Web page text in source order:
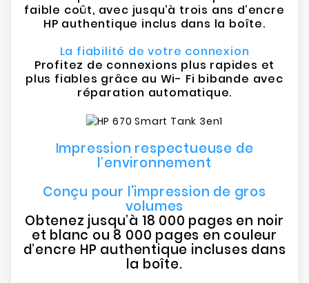
faible coût, avec jusqu’à trois ans d’encre
HP authentique inclus dans la boîte.
La fiabilité de votre connexion
Profitez de connexions plus rapides et
plus fiables grâce au Wi- Fi bibande avec
réparation automatique.
Impression respectueuse de
l’environnement
Conçu pour l'impression de gros
volumes
Obtenez jusqu’à 18 000 pages en noir
et blanc ou 8 000 pages en couleur
d’encre HP authentique incluses dans
la boîte.